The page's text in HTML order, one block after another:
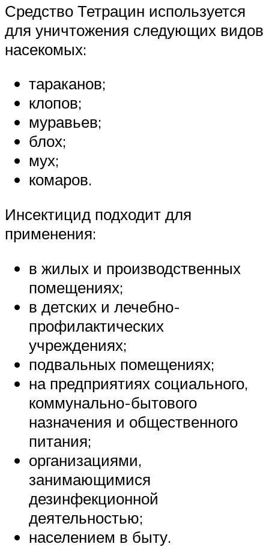
Средство Тетрацин используется
для уничтожения следующих видов
насекомых:
тараканов;
клопов;
муравьев;
блох;
мух;
комаров.
Инсектицид подходит для
применения:
в жилых и производственных
помещениях;
в детских и лечебно-
профилактических
учреждениях;
подвальных помещениях;
на предприятиях социального,
коммунально-бытового
назначения и общественного
питания;
организациями,
занимающимися
дезинфекционной
деятельностью;
населением в быту.